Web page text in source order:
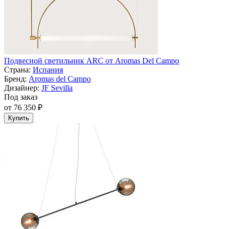
Подвесной светильник ARC от Aromas Del Campo
Страна: Испания
Бренд: Aromas del Campo
Дизайнер: JF Sevilla
Под заказ
от 76 350 ₽
Купить